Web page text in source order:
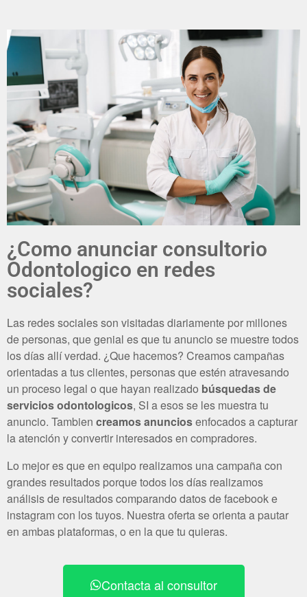
¿Como anunciar consultorio
Odontologico en redes
sociales?
Las redes sociales son visitadas diariamente por millones
de personas, que genial es que tu anuncio se muestre todos
los días allí verdad. ¿Que hacemos? Creamos campañas
orientadas a tus clientes, personas que estén atravesando
un proceso legal o que hayan realizado búsquedas de
servicios odontologicos, SI a esos se les muestra tu
anuncio. Tambien creamos anunciosenfocados a capturar
la atención y convertir interesados en compradores.
Lo mejor es que en equipo realizamos una campaña con
grandes resultados porque todos los días realizamos
análisis de resultados comparando datos de facebook e
instagram con los tuyos. Nuestra oferta se orienta a pautar
en ambas plataformas, o en la que tu quieras.
Contacta al consultor